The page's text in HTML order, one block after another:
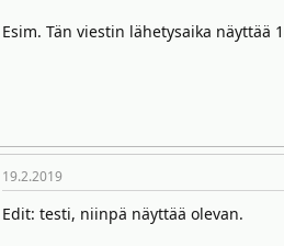
Esim. Tän viestin lähetysaika näyttää
19.2.2019
Edit: testi, niinpä näyttää olevan.